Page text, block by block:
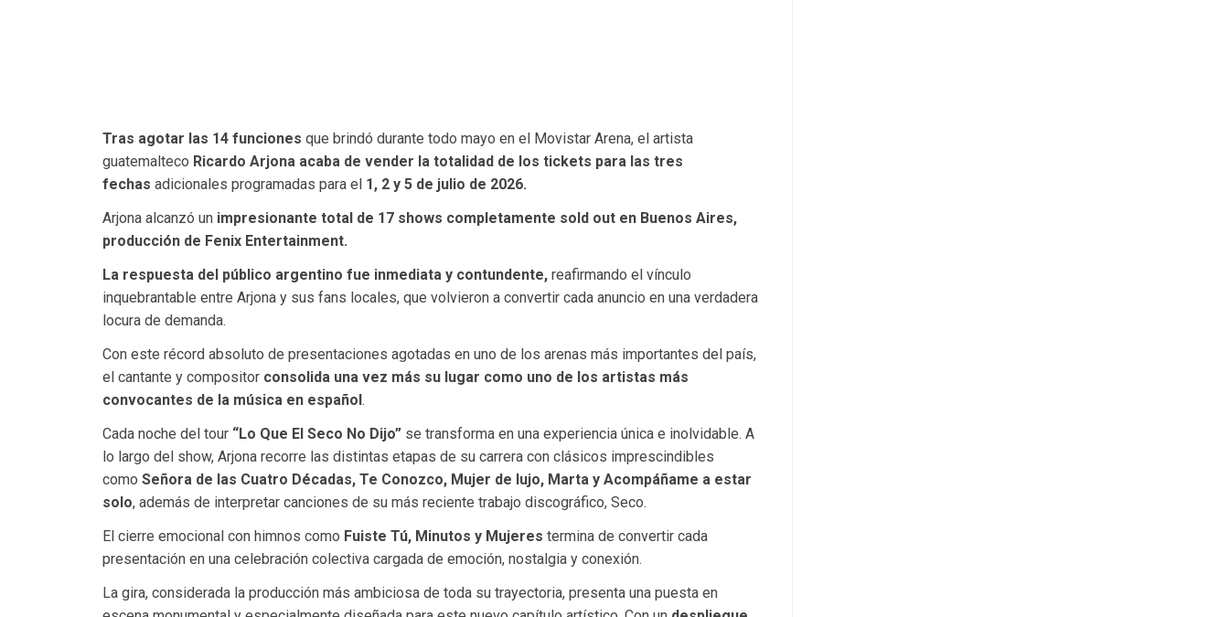
Tras agotar las 14 funciones que brindó durante todo mayo en el Movistar Arena, el artista
guatemalteco Ricardo Arjona acaba de vender la totalidad de los tickets para las tres
fechas adicionales programadas para el 1, 2 y 5 de julio de 2026.
Arjona alcanzó un impresionante total de 17 shows completamente sold out en Buenos Aires,
producción de Fenix Entertainment.
La respuesta del público argentino fue inmediata y contundente, reafirmando el vínculo
inquebrantable entre Arjona y sus fans locales, que volvieron a convertir cada anuncio en una verdadera
locura de demanda.
Con este récord absoluto de presentaciones agotadas en uno de los arenas más importantes del país,
el cantante y compositor consolida una vez más su lugar como uno de los artistas más
convocantes de la música en español.
Cada noche del tour “Lo Que El Seco No Dijo” se transforma en una experiencia única e inolvidable. A
lo largo del show, Arjona recorre las distintas etapas de su carrera con clásicos imprescindibles
como Señora de las Cuatro Décadas, Te Conozco, Mujer de lujo, Marta y Acompáñame a estar
solo, además de interpretar canciones de su más reciente trabajo discográfico, Seco.
El cierre emocional con himnos como Fuiste Tú, Minutos y Mujeres termina de convertir cada
presentación en una celebración colectiva cargada de emoción, nostalgia y conexión.
La gira, considerada la producción más ambiciosa de toda su trayectoria, presenta una puesta en